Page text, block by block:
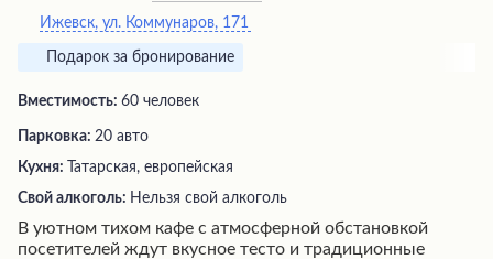
Ижевск, ул. Коммунаров, 171
Подарок за бронирование
Вместимость: 60 человек
Парковка: 20 авто
Кухня:
Татарская, европейская
Свой алкоголь: Нельзя свой алкоголь
В уютном тихом кафе с атмосферной обстановкой
посетителей ждут вкусное тесто и традиционные